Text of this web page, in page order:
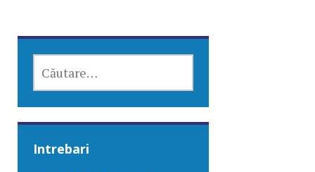
DUPĂ:
Intrebari